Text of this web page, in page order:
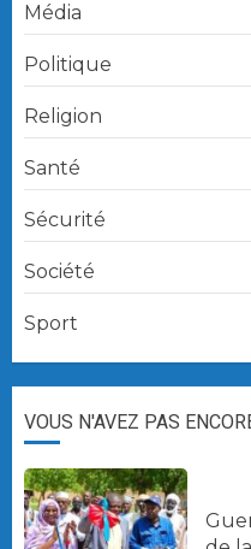
Média
Politique
Religion
Santé
Sécurité
Société
Sport
VOUS N'AVEZ PAS